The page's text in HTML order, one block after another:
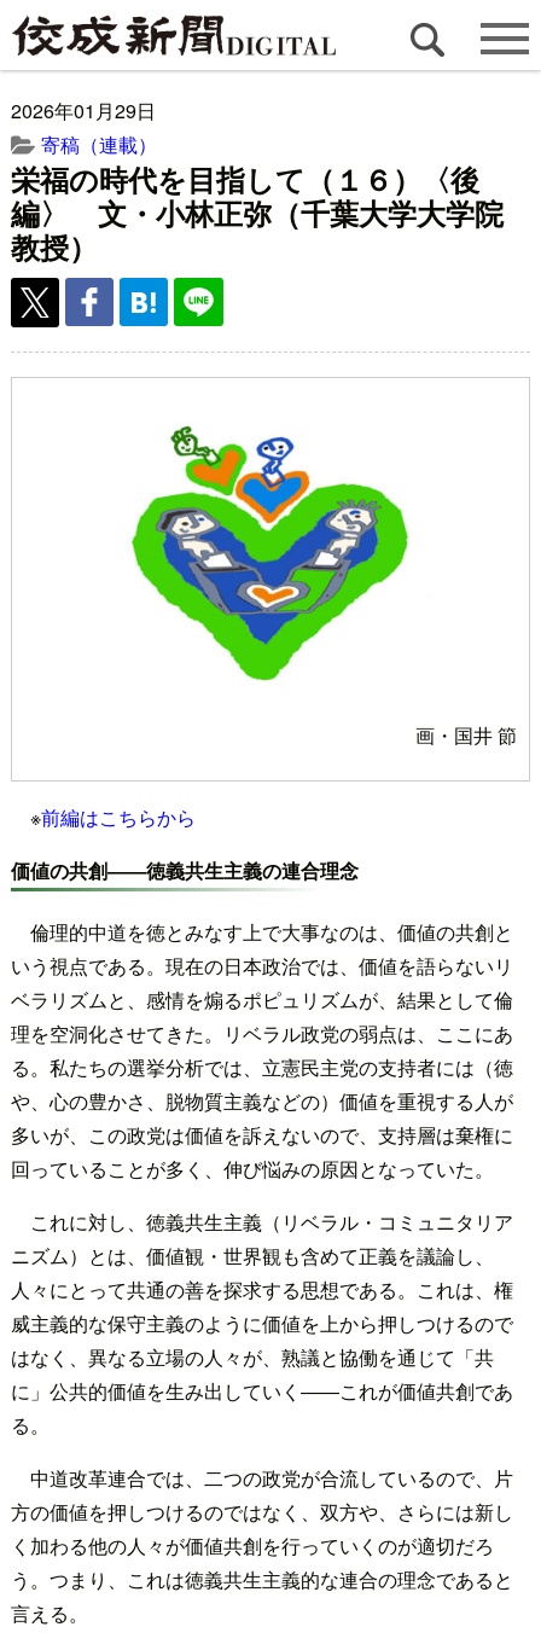
2026年01月29日
寄稿（連載）
栄福の時代を目指して（１６）〈後
編〉 文・小林正弥（千葉大学大学院
教授）
画・国井 節
※前編はこちらから
価値の共創――徳義共生主義の連合理念
倫理的中道を徳とみなす上で大事なのは、価値の共創と
いう視点である。現在の日本政治では、価値を語らないリ
ベラリズムと、感情を煽るポピュリズムが、結果として倫
理を空洞化させてきた。リベラル政党の弱点は、ここにあ
る。私たちの選挙分析では、立憲民主党の支持者には（徳
や、心の豊かさ、脱物質主義などの）価値を重視する人が
多いが、この政党は価値を訴えないので、支持層は棄権に
回っていることが多く、伸び悩みの原因となっていた。
これに対し、徳義共生主義（リベラル・コミュニタリア
ニズム）とは、価値観・世界観も含めて正義を議論し、
人々にとって共通の善を探求する思想である。これは、権
威主義的な保守主義のように価値を上から押しつけるので
はなく、異なる立場の人々が、熟議と協働を通じて「共
に」公共的価値を生み出していく――これが価値共創であ
る。
中道改革連合では、二つの政党が合流しているので、片
方の価値を押しつけるのではなく、双方や、さらには新し
く加わる他の人々が価値共創を行っていくのが適切だろ
う。つまり、これは徳義共生主義的な連合の理念であると
言える。